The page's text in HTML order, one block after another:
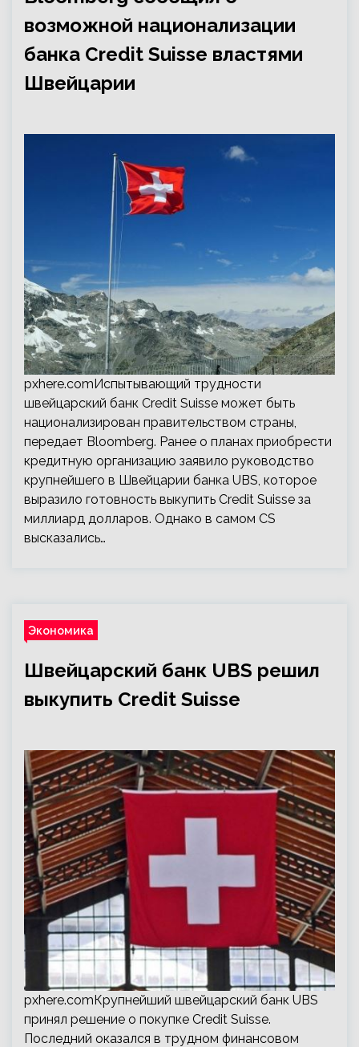
возможной национализации
банка Credit Suisse властями
Швейцарии
pxhere.comИспытывающий трудности
швейцарский банк Credit Suisse может быть
национализирован правительством страны,
передает Bloomberg. Ранее о планах приобрести
кредитную организацию заявило руководство
крупнейшего в Швейцарии банка UBS, которое
выразило готовность выкупить Credit Suisse за
миллиард долларов. Однако в самом CS
высказались…
Экономика
Швейцарский банк UBS решил
выкупить Credit Suisse
pxhere.comКрупнейший швейцарский банк UBS
принял решение о покупке Credit Suisse.
Последний оказался в трудном финансовом